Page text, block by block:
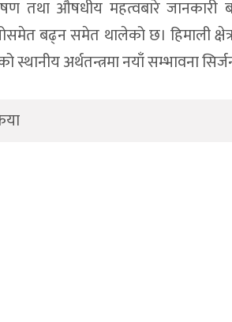
तथा औषधीय महत्वबारे
बढ्न समेत थालेको छ। हिमाली
स्थानीय अर्थतन्त्रमा नयाँ सम्भावना